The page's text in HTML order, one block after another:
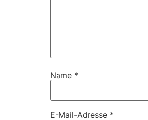
Name *
E-Mail-Adresse *